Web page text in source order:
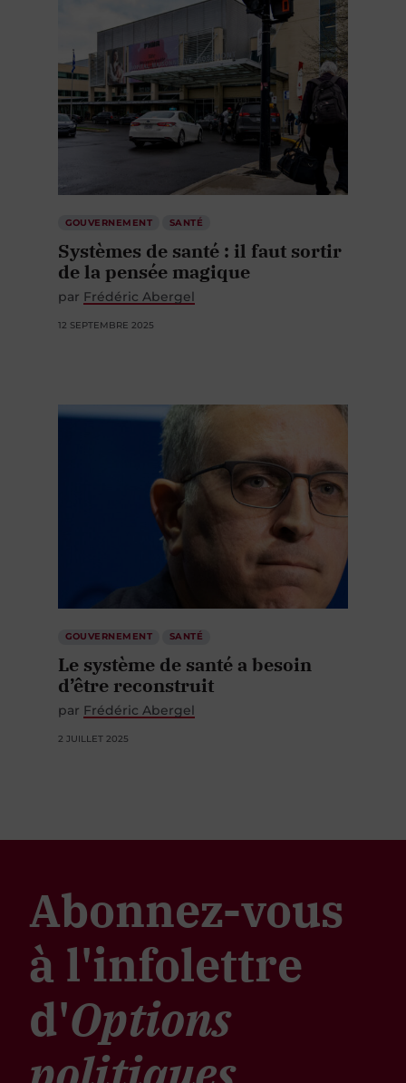
GOUVERNEMENT SANTÉ
Systèmes de santé : il faut sortir
de la pensée magique
par Frédéric Abergel
12 SEPTEMBRE 2025
GOUVERNEMENT SANTÉ
Le système de santé a besoin
d’être reconstruit
par Frédéric Abergel
2 JUILLET 2025
Abonnez-vous
à l'infolettre
d'Options